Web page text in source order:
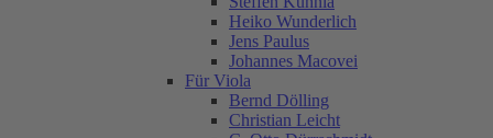
Heiko Wunderlich
Jens Paulus
Johannes Macovei
Für Viola
Bernd Dölling
Christian Leicht